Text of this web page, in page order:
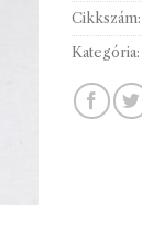
Cikkszám:
Kategória: